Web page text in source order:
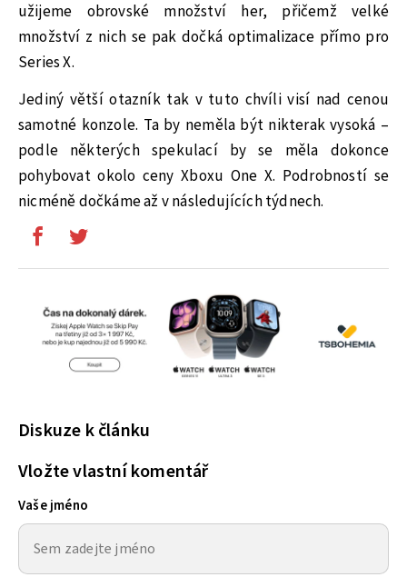
užijeme obrovské množství her, přičemž velké
množství z nich se pak dočká optimalizace přímo pro
Series X.
Jediný větší otazník tak v tuto chvíli visí nad cenou
samotné konzole. Ta by neměla být nikterak vysoká –
podle některých spekulací by se měla dokonce
pohybovat okolo ceny Xboxu One X. Podrobností se
nicméně dočkáme až v následujících týdnech.
Diskuze k článku
Vložte vlastní komentář
Vaše jméno